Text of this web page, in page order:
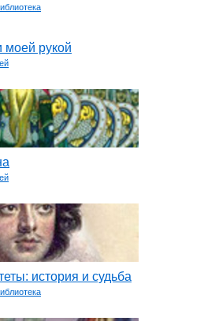
моей рукой
история и судьба